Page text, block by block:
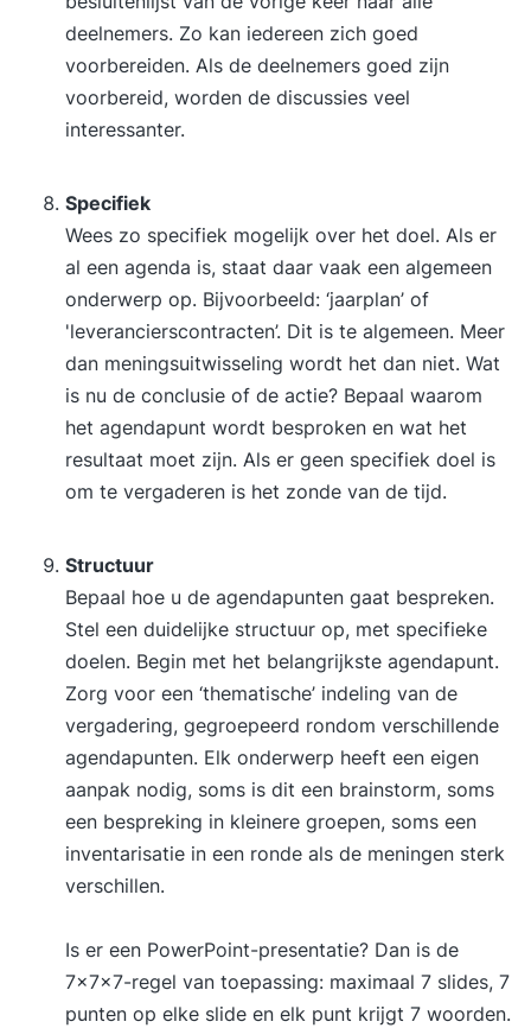
deelnemers. Zo kan iedereen zich goed
voorbereiden. Als de deelnemers goed zijn
voorbereid, worden de discussies veel
interessanter.
Specifiek
Wees zo specifiek mogelijk over het doel. Als er
al een agenda is, staat daar vaak een algemeen
onderwerp op. Bijvoorbeeld: ‘jaarplan’ of
'leverancierscontracten’. Dit is te algemeen. Meer
dan meningsuitwisseling wordt het dan niet. Wat
is nu de conclusie of de actie? Bepaal waarom
het agendapunt wordt besproken en wat het
resultaat moet zijn. Als er geen specifiek doel is
om te vergaderen is het zonde van de tijd.
Structuur
Bepaal hoe u de agendapunten gaat bespreken.
Stel een duidelijke structuur op, met specifieke
doelen. Begin met het belangrijkste agendapunt.
Zorg voor een ‘thematische’ indeling van de
vergadering, gegroepeerd rondom verschillende
agendapunten. Elk onderwerp heeft een eigen
aanpak nodig, soms is dit een brainstorm, soms
een bespreking in kleinere groepen, soms een
inventarisatie in een ronde als de meningen sterk
verschillen.
Is er een PowerPoint-presentatie? Dan is de
7x7x7-regel van toepassing: maximaal 7 slides, 7
punten op elke slide en elk punt krijgt 7 woorden.